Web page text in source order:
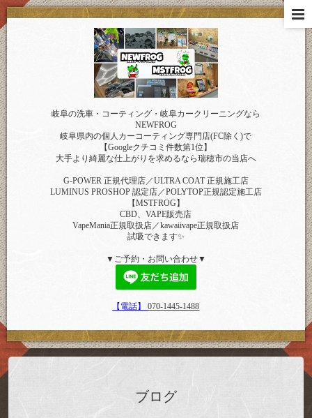
岐阜の洗車・コーティング・岐阜カークリーニングなら
NEWFROG
岐阜県内の個人カーコーティング専門店(FC除く)で
【Googleクチコミ件数第1位】
大手より綺麗な仕上がりを求めるなら瑞穂市の当店へ
G-POWER 正規代理店／ULTRA COAT 正規施工店
LUMINUS PROSHOP 認定店／POLYTOP正規認定施工店
【MSTFROG】
CBD、VAPE販売店
VapeMania正規取扱店／kawaiivape正規取扱店
試吸できます✨
▼ご予約・お問い合わせ▼
【電話】070-1445-1488
ブログ